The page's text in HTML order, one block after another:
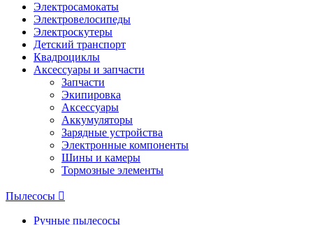
Электросамокаты
Электровелосипеды
Электроскутеры
Детский транспорт
Квадроциклы
Аксессуары и запчасти
Запчасти
Экипировка
Аксессуары
Аккумуляторы
Зарядные устройства
Электронные компоненты
Шины и камеры
Тормозные элементы
Пылесосы
Ручные пылесосы